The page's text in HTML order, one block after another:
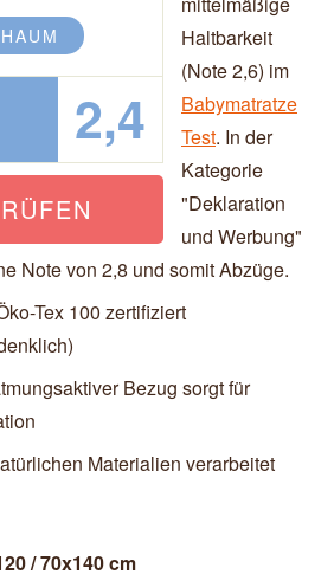
2,4
Haltbarkeit
(Note 2,6) im
Babymatratze
Test. In der
Kategorie
"Deklaration
und Werbung"
Note von 2,8 und somit Abzüge.
Tex 100 zertifiziert
Bezug sorgt für
Materialien verarbeitet
/ 70x140 cm